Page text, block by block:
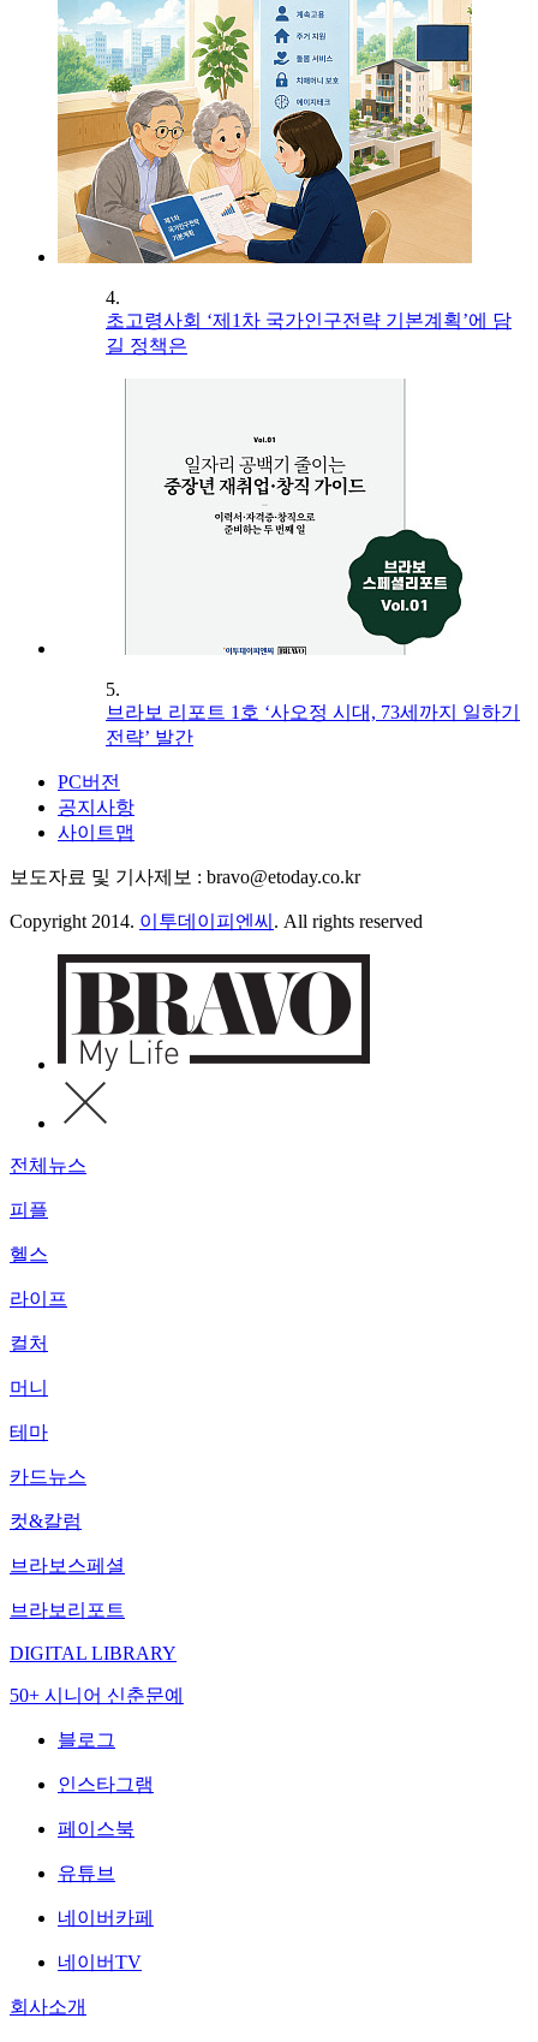
4.
초고령사회 ‘제1차 국가인구전략 기본계획’에 담
길 정책은
5.
브라보 리포트 1호 ‘사오정 시대, 73세까지 일하기
전략’ 발간
PC버전
공지사항
사이트맵
보도자료 및 기사제보 : bravo@etoday.co.kr
Copyright 2014. 이투데이피엔씨 . All rights reserved
전체뉴스
피플
헬스
라이프
컬처
머니
테마
카드뉴스
컷&칼럼
브라보스페셜
브라보리포트
DIGITAL LIBRARY
50+ 시니어 신춘문예
블로그
인스타그램
페이스북
유튜브
네이버카페
네이버TV
회사소개